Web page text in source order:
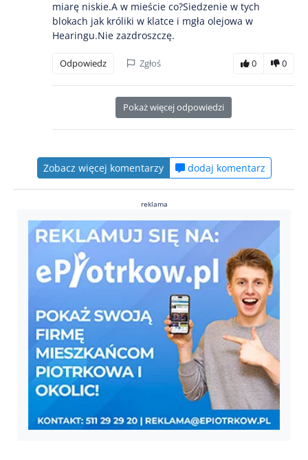
miarę niskie.A w mieście co?Siedzenie w tych
blokach jak króliki w klatce i mgła olejowa w
Hearingu.Nie zazdroszczę.
Odpowiedz Zgłoś 0 0
Pokaż więcej odpowiedzi
Zobacz więcej komentarzy dodaj komentarz
reklama